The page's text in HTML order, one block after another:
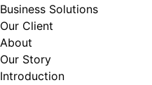
Business Solutions
Our Client
About
Our Story
Introduction